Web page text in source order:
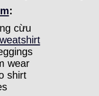
:
cừu
wear
shirt